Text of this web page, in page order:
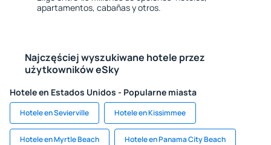
apartamentos, cabañas y otros.
Najczęściej wyszukiwane hotele przez
użytkowników eSky
Hotele en Estados Unidos - Popularne miasta
Hotele en Sevierville Hotele en Kissimmee
Hotele en Myrtle Beach Hotele en Panama City Beach